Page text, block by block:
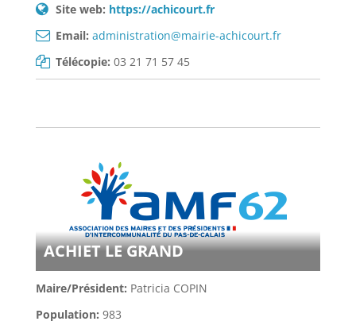
Site web: https://achicourt.fr
Email: administration@mairie-achicourt.fr
Télécopie: 03 21 71 57 45
ACHIET LE GRAND
Maire/Président: Patricia COPIN
Population: 983